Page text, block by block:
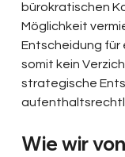
bürokratischen
Möglichkeit
Entscheidung für
somit kein
strategische
Wie wir